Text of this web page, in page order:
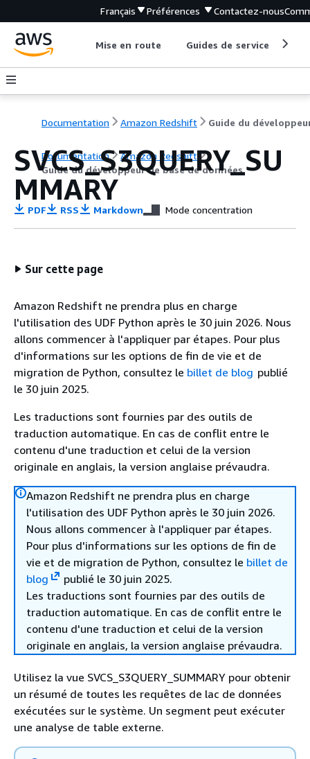
Français Préférences Contactez-nous
Mise en route Guides de service
Documentation Amazon Redshift
Documentation
Amazon Redshift
Guide du développeur de base de données
SVCS_S3QUERY_SU
MMARY
PDF RSS Markdown Mode concentration
Sur cette page
Amazon Redshift ne prendra plus en charge
l'utilisation des UDF Python après le 30 juin 2026. Nous
allons commencer à l'appliquer par étapes. Pour plus
d'informations sur les options de fin de vie et de
migration de Python, consultez le billet de blog publié
le 30 juin 2025.
Les traductions sont fournies par des outils de
traduction automatique. En cas de conflit entre le
contenu d'une traduction et celui de la version
originale en anglais, la version anglaise prévaudra.
Amazon Redshift ne prendra plus en charge
l'utilisation des UDF Python après le 30 juin 2026.
Nous allons commencer à l'appliquer par étapes.
Pour plus d'informations sur les options de fin de
vie et de migration de Python, consultez le billet de
blog
publié le 30 juin 2025.
Les traductions sont fournies par des outils de
traduction automatique. En cas de conflit entre le
contenu d'une traduction et celui de la version
originale en anglais, la version anglaise prévaudra.
Utilisez la vue SVCS_S3QUERY_SUMMARY pour obtenir
un résumé de toutes les requêtes de lac de données
exécutées sur le système. Un segment peut exécuter
une analyse de table externe.